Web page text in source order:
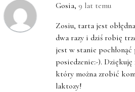
Gosia, 9 lat temu
Zosiu, tarta jest
dwa razy i dziś robię
jest w stanie pochłonąć
posiedzenie:-). Dziękuję
który można zrobić
laktozy!